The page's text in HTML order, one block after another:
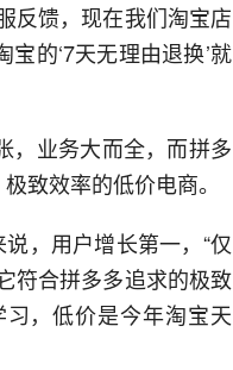
反馈，现在我们淘宝店
的‘7天无理由退换’就
，业务大而全，而拼多
致效率的低价电商。
，用户增长第一，“仅
符合拼多多追求的极致
，低价是今年淘宝天